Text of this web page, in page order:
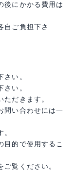
後にかかる費用は
自ご負担下さ
い。
い。
だきます。
問い合わせには一
的で使用するこ
覧ください。